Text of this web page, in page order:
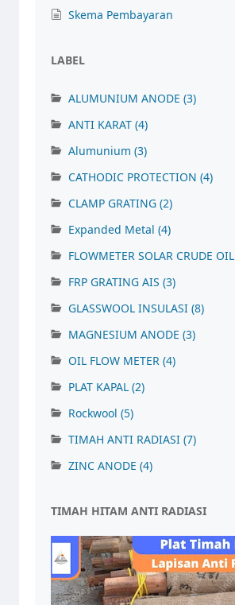
Skema Pembayaran
LABEL
ALUMUNIUM ANODE (3)
ANTI KARAT (4)
Alumunium (3)
CATHODIC PROTECTION (4)
CLAMP GRATING (2)
Expanded Metal (4)
FLOWMETER SOLAR CRUDE OIL
FRP GRATING AIS (3)
GLASSWOOL INSULASI (8)
MAGNESIUM ANODE (3)
OIL FLOW METER (4)
PLAT KAPAL (2)
Rockwool (5)
TIMAH ANTI RADIASI (7)
ZINC ANODE (4)
TIMAH HITAM ANTI RADIASI